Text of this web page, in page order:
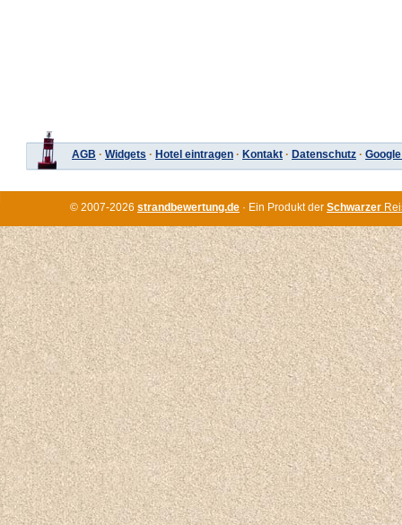
AGB · Widgets · Hotel eintragen · Kontakt · Datenschutz ·
© 2007-2026 strandbewertung.de · Ein Produkt der Schwarzer